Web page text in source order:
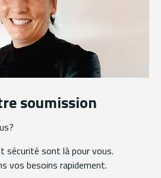
soumission
sécurité sont là pour vous.
vos besoins rapidement.